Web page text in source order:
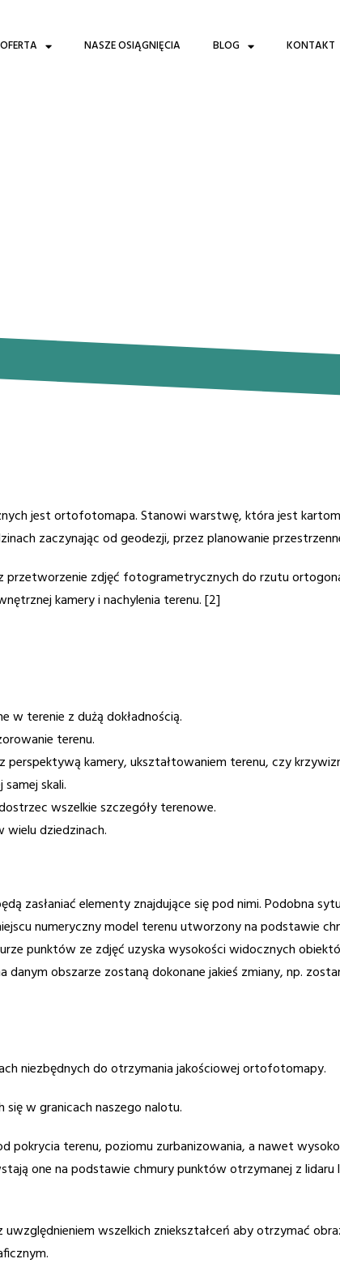
OFERTA NASZE OSIĄGNIĘCIA BLOG KONTAKT
jest ortofotomapa. Stanowi warstwę, która jest
zaczynając od geodezji, przez planowanie
zdjęć fotogrametrycznych do rzutu
kamery i nachylenia terenu. [2]
w terenie z dużą dokładnością.
terenu.
kamery, ukształtowaniem terenu, czy
skali.
wszelkie szczegóły terenowe.
dziedzinach.
zasłaniać elementy znajdujące się pod nimi. Podobna
numeryczny model terenu utworzony na podstawie
punktów ze zdjęć uzyska wysokości widocznych
obszarze zostaną dokonane jakieś zmiany, np.
niezbędnych do otrzymania jakościowej ortofotomapy.
w granicach naszego nalotu.
pokrycia terenu, poziomu zurbanizowania, a nawet
one na podstawie chmury punktów otrzymanej z
wszelkich zniekształceń aby otrzymać